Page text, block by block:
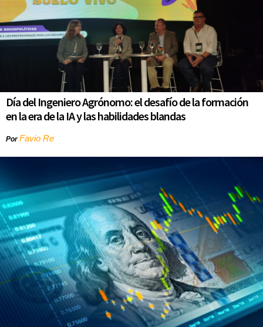
Día del Ingeniero Agrónomo: el desafío de la formación
en la era de la IA y las habilidades blandas
PorFavio Re